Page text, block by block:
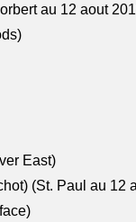
au 12 aout
East)
(St. Paul au 12